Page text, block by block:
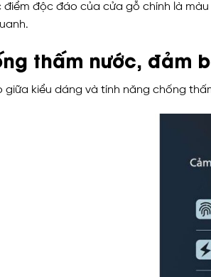
độc đáo của cửa gỗ chính là
thấm nước, đảm
giữa kiểu dáng và tính năng chống